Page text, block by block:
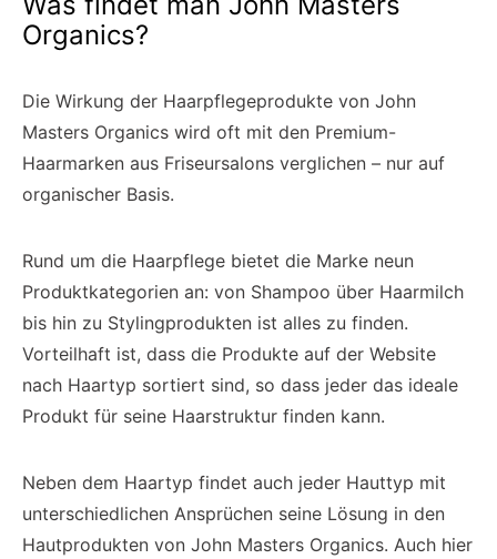
Organics?
Die Wirkung der Haarpflegeprodukte von John
Masters Organics wird oft mit den Premium-
Haarmarken aus Friseursalons verglichen – nur auf
organischer Basis.
Rund um die Haarpflege bietet die Marke neun
Produktkategorien an: von Shampoo über Haarmilch
bis hin zu Stylingprodukten ist alles zu finden.
Vorteilhaft ist, dass die Produkte auf der Website
nach Haartyp sortiert sind, so dass jeder das ideale
Produkt für seine Haarstruktur finden kann.
Neben dem Haartyp findet auch jeder Hauttyp mit
unterschiedlichen Ansprüchen seine Lösung in den
Hautprodukten von John Masters Organics. Auch hier